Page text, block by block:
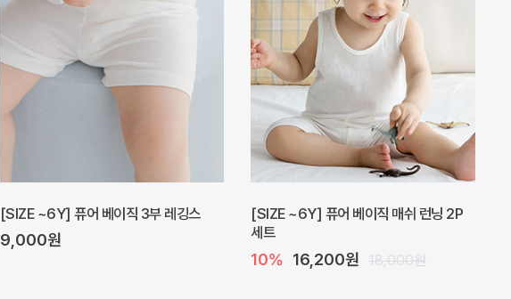
[SIZE ~6Y] 퓨어 베이직 3부 레깅스
9,000원
[SIZE ~6Y] 퓨어 베이직 매쉬 런닝 2P
세트
10% 16,200원 18,000원